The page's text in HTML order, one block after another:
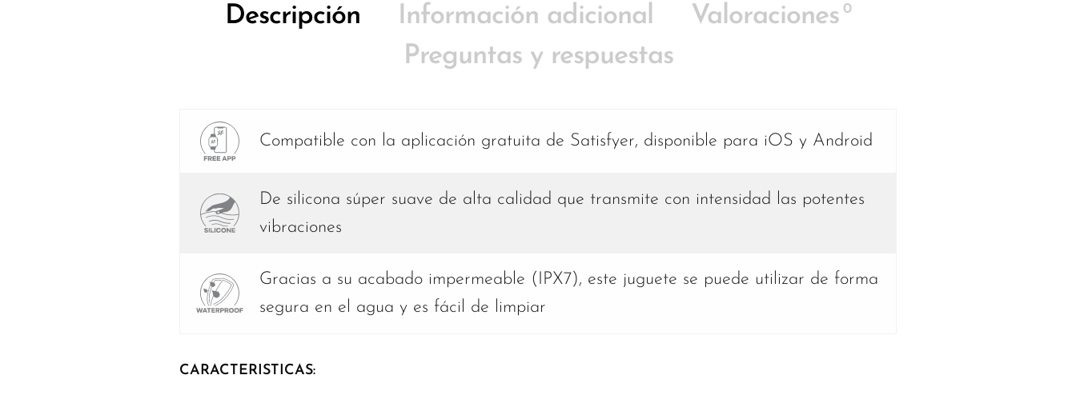
Descripción Información adicional Valoraciones 0
Preguntas y respuestas
Compatible con la aplicación gratuita de Satisfyer, disponible para iOS y Android
De silicona súper suave de alta calidad que transmite con intensidad las potentes
vibraciones
Gracias a su acabado impermeable (IPX7), este juguete se puede utilizar de forma
segura en el agua y es fácil de limpiar
CARACTERISTICAS: